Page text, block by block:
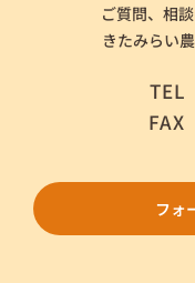
ご質問、相
きたみらい
TEL
フォ